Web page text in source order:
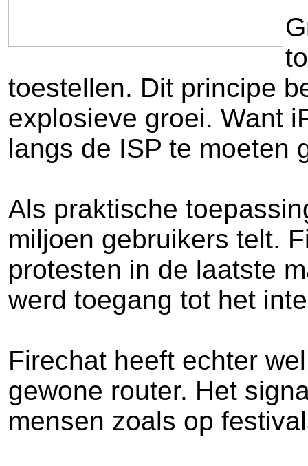
toestellen. Dit principe
explosieve groei. Want
langs de ISP te moeten
Als praktische
miljoen gebruikers telt.
protesten in de laatste
werd toegang tot het
Firechat heeft echter
gewone router. Het
mensen zoals op